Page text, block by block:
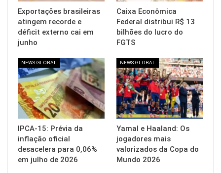
Exportações brasileiras
atingem recorde e
déficit externo cai em
junho
Caixa Econômica
Federal distribui R$ 13
bilhões do lucro do
FGTS
NEWS GLOBAL
IPCA-15: Prévia da
inflação oficial
desacelera para 0,06%
em julho de 2026
NEWS GLOBAL
Yamal e Haaland: Os
jogadores mais
valorizados da Copa do
Mundo 2026